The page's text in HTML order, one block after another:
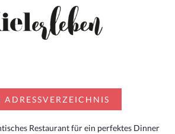
ADRESSVERZEICHNIS
Restaurant für ein perfektes Dinner